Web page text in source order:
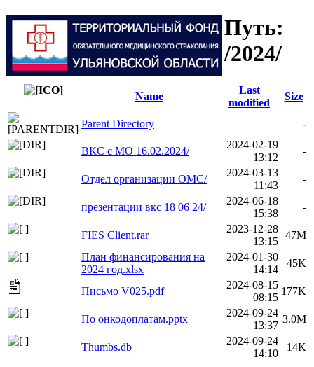
Путь:
/2024/
Name
Last
modified
Size
Parent Directory -
ВКС с МО 16.02.2024/
2024-02-19
13:12
-
Отдел организации ОМС/
2024-03-13
11:43
-
презентации вкс 18 06 24/
2024-06-18
15:38
-
FIES Client.rar
2023-12-28
13:15
47M
План финансирования на
2024 год.xlsx
2024-01-30
14:14
45K
Письмо V025.pdf
2024-08-15
08:15
177K
По онкодоплатам.pptx
2024-09-24
13:37
3.0M
Thumbs.db
2024-09-24
14:10
14K